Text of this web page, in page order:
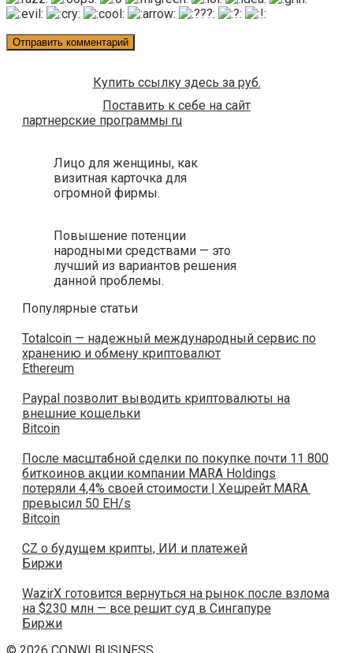
Купить ссылку здесь за руб.
Поставить к себе на сайт
партнерские программы ru
Лицо для женщины, как
визитная карточка для
огромной фирмы.
Повышение потенции
народными средствами — это
лучший из вариантов решения
данной проблемы.
Популярные статьи
Totalcoin — надежный международный сервис по
хранению и обмену криптовалют
Ethereum
Paypal позволит выводить криптовалюты на
внешние кошельки
Bitcoin
После масштабной сделки по покупке почти 11 800
биткоинов акции компании MARA Holdings
потеряли 4,4% своей стоимости | Хешрейт MARA
превысил 50 EH/s
Bitcoin
CZ о будущем крипты, ИИ и платежей
Биржи
WazirX готовится вернуться на рынок после взлома
на $230 млн — все решит суд в Сингапуре
Биржи
© 2026 CONWI BUSINESS